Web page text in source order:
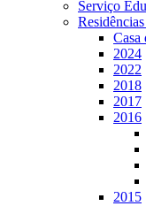
Serviço
Casa
2024
2022
2018
2017
2016
2015